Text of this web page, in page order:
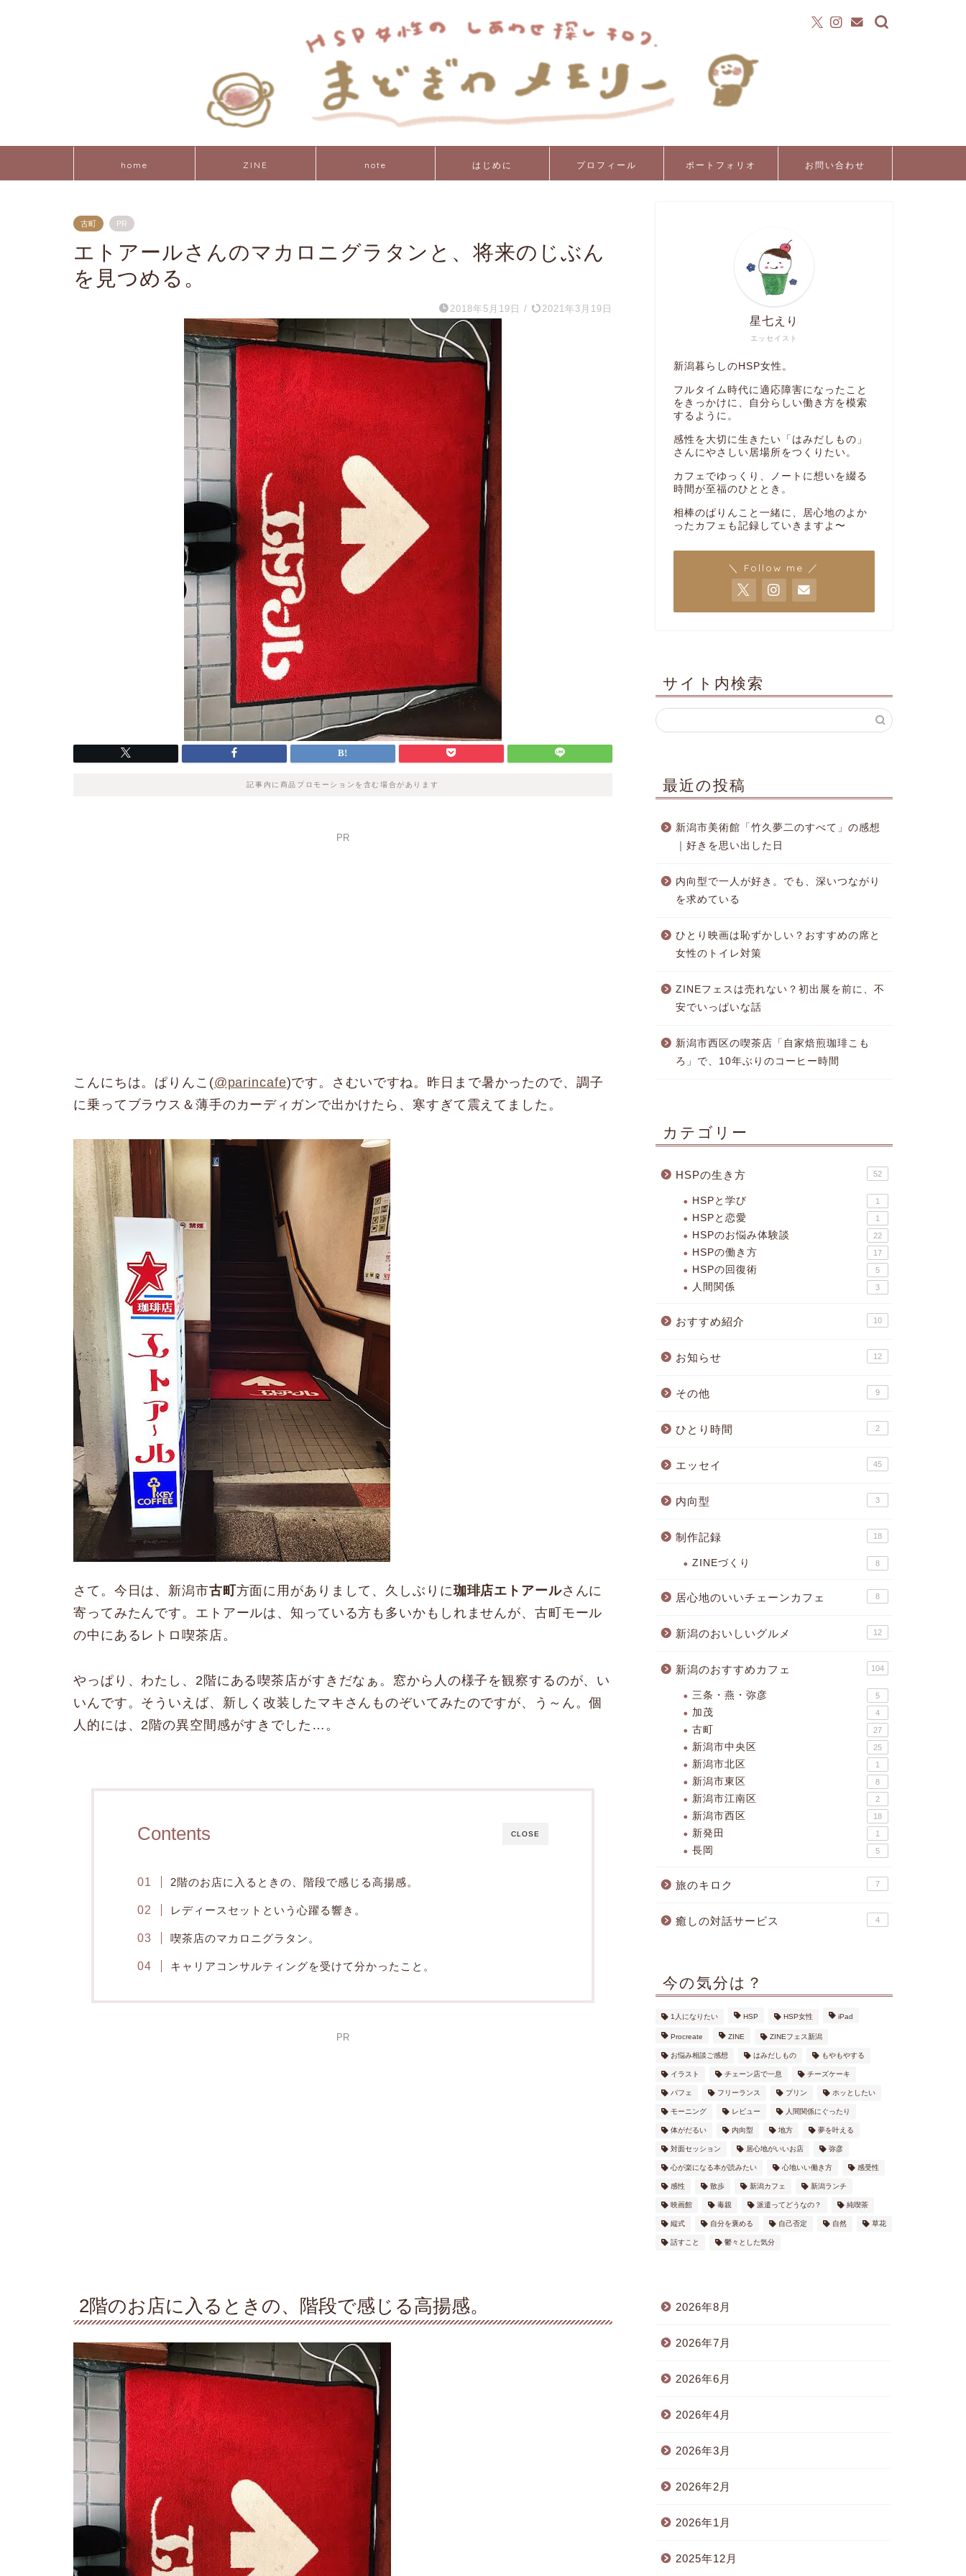
home ZINE note はじめに プロフィール ポートフォリオ お問い合わせ
古町 PR
エトアールさんのマカロニグラタンと、将来のじぶん
を見つめる。
2018年5月19日 / 2021年3月19日
記事内に商品プロモーションを含む場合があります
PR
こんにちは。ぱりんこ(@parincafe)です。さむいですね。昨日まで暑かったので、調子
に乗ってブラウス＆薄手のカーディガンで出かけたら、寒すぎて震えてました。
さて。今日は、新潟市古町 方面に用がありまして、久しぶりに珈琲店エトアールさんに
寄ってみたんです。エトアールは、知っている方も多いかもしれませんが、古町モール
の中にあるレトロ喫茶店。
やっぱり、わたし、2階にある喫茶店がすきだなぁ。窓から人の様子を観察するのが、い
いんです。そういえば、新しく改装したマキさんものぞいてみたのですが、う～ん。個
人的には、2階の異空間感がすきでした…。
CLOSE
Contents
2階のお店に入るときの、階段で感じる高揚感。
レディースセットという心躍る響き。
喫茶店のマカロニグラタン。
キャリアコンサルティングを受けて分かったこと。
PR
2階のお店に入るときの、階段で感じる高揚感。
エッセイスト
星七えり
新潟暮らしのHSP女性。
フルタイム時代に適応障害になったこと
をきっかけに、自分らしい働き方を模索
するように。
感性を大切に生きたい「はみだしもの」
さんにやさしい居場所をつくりたい。
カフェでゆっくり、ノートに想いを綴る
時間が至福のひととき。
相棒のぱりんこと一緒に、居心地のよか
ったカフェも記録していきますよ〜
＼ Follow me ／
サイト内検索
最近の投稿
新潟市美術館「竹久夢二のすべて」の感想
｜好きを思い出した日
内向型で一人が好き。でも、深いつながり
を求めている
ひとり映画は恥ずかしい？おすすめの席と
女性のトイレ対策
ZINEフェスは売れない？初出展を前に、不
安でいっぱいな話
新潟市西区の喫茶店「自家焙煎珈琲こも
ろ」で、10年ぶりのコーヒー時間
カテゴリー
HSPの生き方 52
HSPと学び 1
HSPと恋愛 1
HSPのお悩み体験談 22
HSPの働き方 17
HSPの回復術 5
人間関係 3
おすすめ紹介 10
お知らせ 12
その他 9
ひとり時間 2
エッセイ 45
内向型 3
制作記録 18
ZINEづくり 8
居心地のいいチェーンカフェ 8
新潟のおいしいグルメ 12
新潟のおすすめカフェ 104
三条・燕・弥彦 5
加茂 4
古町 27
新潟市中央区 25
新潟市北区 1
新潟市東区 8
新潟市江南区 2
新潟市西区 18
新発田 1
長岡 5
旅のキロク 7
癒しの対話サービス 4
今の気分は？
1人になりたい HSP HSP女性 iPad
Procreate ZINE ZINEフェス新潟
お悩み相談ご感想 はみだしもの もやもやする
イラスト チェーン店で一息 チーズケーキ
パフェ フリーランス プリン ホッとしたい
モーニング レビュー 人間関係にぐったり
体がだるい 内向型 地方 夢を叶える
対面セッション 居心地がいいお店 弥彦
心が楽になる本が読みたい 心地いい働き方 感受性
感性 散歩 新潟カフェ 新潟ランチ
映画館 毒親 派遣ってどうなの？ 純喫茶
縦式 自分を褒める 自己否定 自然 草花
話すこと 鬱々とした気分
2026年8月
2026年7月
2026年6月
2026年4月
2026年3月
2026年2月
2026年1月
2025年12月